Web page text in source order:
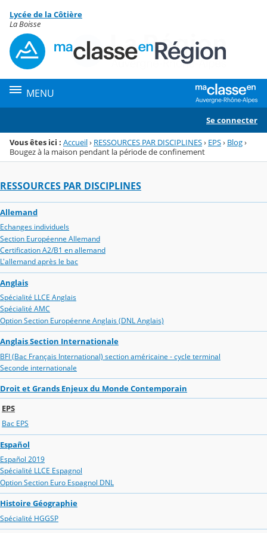
Menu de la rubrique
Contenu
Lycée de la Côtière
La Boisse
MENU
Se connecter
Vous êtes ici : Accueil› RESSOURCES PAR DISCIPLINES› EPS› Blog›
Bougez à la maison pendant la période de confinement
RESSOURCES PAR DISCIPLINES
Allemand
Echanges individuels
Section Européenne Allemand
Certification A2/B1 en allemand
L'allemand après le bac
Anglais
Spécialité LLCE Anglais
Spécialité AMC
Option Section Européenne Anglais (DNL Anglais)
Anglais Section Internationale
BFI (Bac Français International) section américaine - cycle terminal
Seconde internationale
Droit et Grands Enjeux du Monde Contemporain
EPS
Bac EPS
Español
Español 2019
Spécialité LLCE Espagnol
Option Section Euro Espagnol DNL
Histoire Géographie
Spécialité HGGSP